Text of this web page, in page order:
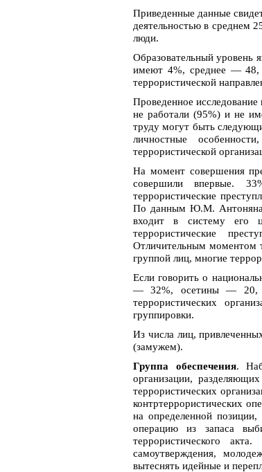
Приведенные данные
деятельностью в среднем
люди.
Образовательный уровень
имеют 4%, среднее — 48,
террористической
Проведенное исследование
не работали (95%) и не
труду могут быть
личностные
террористической
На момент совершения
совершили впервые.
террористические
По данным Ю.М. Антоняна,
входит в систему его
террористические
Отличительным моментом
группой лиц, многие
Если говорить о
— 32%, осетины — 20,
террористических
группировки.
Из числа лиц,
(замужем).
Группа обеспечения.
организации,
террористических
контртеррористических
на определенной
операцию из запаса
террористического
самоутверждения,
вытеснять идейные и